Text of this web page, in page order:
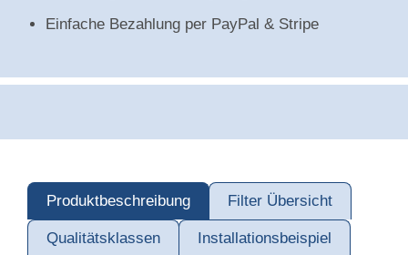
Einfache Bezahlung per PayPal & Stripe
Produktbeschreibung Filter Übersicht
Qualitätsklassen Installationsbeispiel